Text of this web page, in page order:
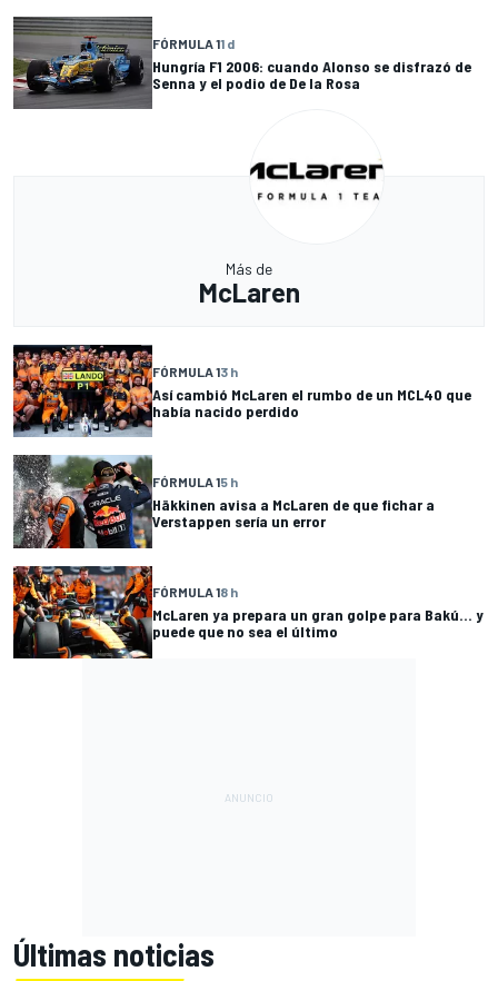
FÓRMULA 11 d
Hungría F1 2006: cuando Alonso se disfrazó de
Senna y el podio de De la Rosa
Más de
McLaren
FÓRMULA 13 h
Así cambió McLaren el rumbo de un MCL40 que
había nacido perdido
FÓRMULA 15 h
Häkkinen avisa a McLaren de que fichar a
Verstappen sería un error
FÓRMULA 18 h
McLaren ya prepara un gran golpe para Bakú... y
puede que no sea el último
Últimas noticias